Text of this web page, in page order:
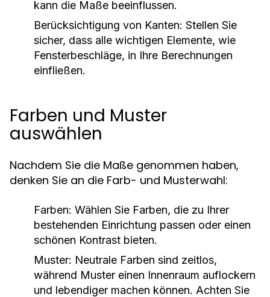
kann die Maße beeinflussen.
Berücksichtigung von Kanten: Stellen Sie
sicher, dass alle wichtigen Elemente, wie
Fensterbeschläge, in Ihre Berechnungen
einfließen.
Farben und Muster
auswählen
Nachdem Sie die Maße genommen haben,
denken Sie an die Farb- und Musterwahl:
Farben: Wählen Sie Farben, die zu Ihrer
bestehenden Einrichtung passen oder einen
schönen Kontrast bieten.
Muster: Neutrale Farben sind zeitlos,
während Muster einen Innenraum auflockern
und lebendiger machen können. Achten Sie